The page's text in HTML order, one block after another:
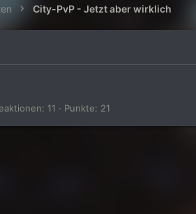
City-PvP - Jetzt aber wirklich
11 Punkte 21